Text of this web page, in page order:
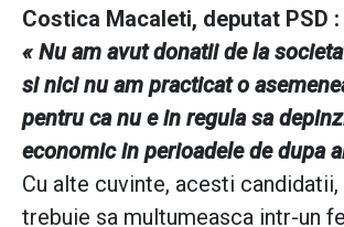
Costica Macaleti, deputat PSD :
« Nu am avut donatii de la
si nici nu am practicat o
pentru ca nu e in regula sa
economic in perioadele de dupa
Cu alte cuvinte, acesti
trebuie sa multumeasca intr-un